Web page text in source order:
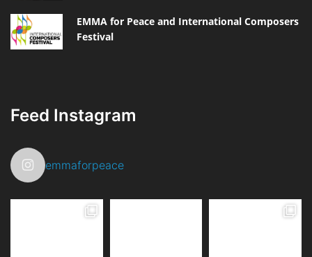
EMMA for Peace and International Composers
Festival
Feed Instagram
emmaforpeace